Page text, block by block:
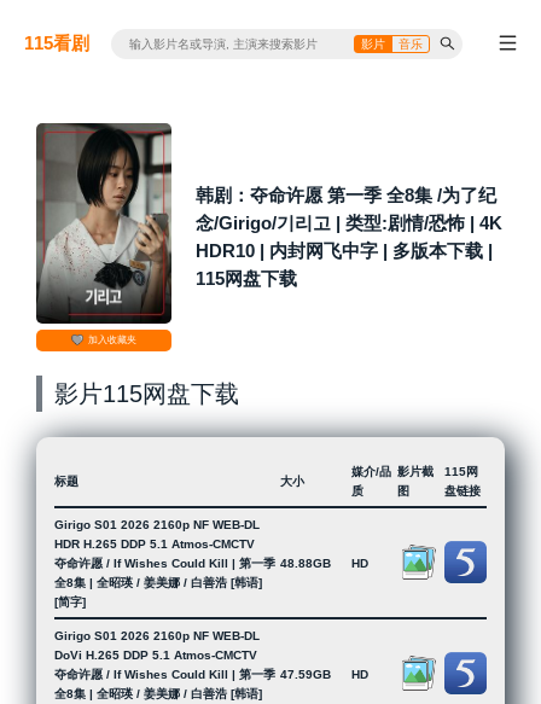
115看剧 影片 音乐
加入收藏夹
韩剧：夺命许愿 第一季 全8集 /为了纪
念/Girigo/기리고 | 类型:剧情/恐怖 | 4K
HDR10 | 内封网飞中字 | 多版本下载 |
115网盘下载
影片115网盘下载
标题 大小
媒介/品
质
影片截
图
115网
盘链接
Girigo S01 2026 2160p NF WEB-DL
HDR H.265 DDP 5.1 Atmos-CMCTV
夺命许愿 / If Wishes Could Kill | 第一季
全8集 | 全昭瑛 / 姜美娜 / 白善浩 [韩语]
[简字]
48.88GB HD
Girigo S01 2026 2160p NF WEB-DL
DoVi H.265 DDP 5.1 Atmos-CMCTV
夺命许愿 / If Wishes Could Kill | 第一季
全8集 | 全昭瑛 / 姜美娜 / 白善浩 [韩语]
47.59GB HD